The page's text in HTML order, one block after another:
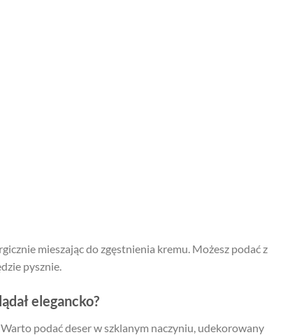
mieszając do zgęstnienia kremu. Możesz podać z
pysznie.
elegancko?
podać deser w szklanym naczyniu, udekorowany